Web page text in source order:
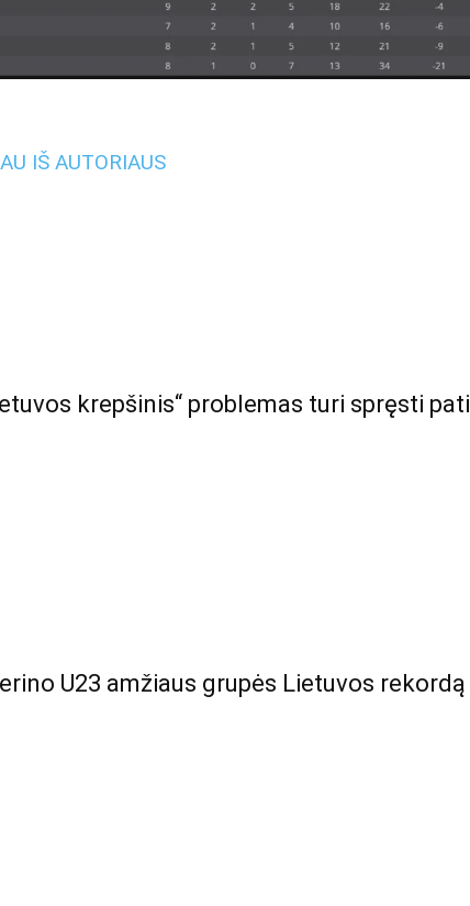
IŠ AUTORIAUS
krepšinis“ problemas turi spręsti pati
U23 amžiaus grupės Lietuvos rekordą